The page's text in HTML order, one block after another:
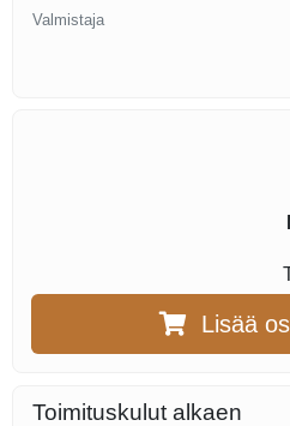
Valmistaja
Lisää
Toimituskulut alkaen